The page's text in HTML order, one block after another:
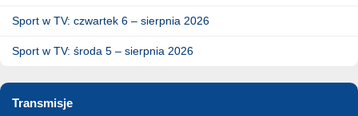
Sport w TV: czwartek 6 – sierpnia 2026
Sport w TV: środa 5 – sierpnia 2026
Transmisje